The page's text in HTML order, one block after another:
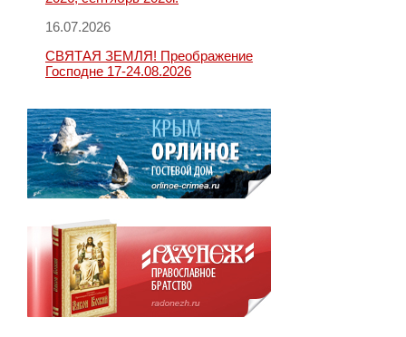
16.07.2026
СВЯТАЯ ЗЕМЛЯ! Преображение
Господне 17-24.08.2026